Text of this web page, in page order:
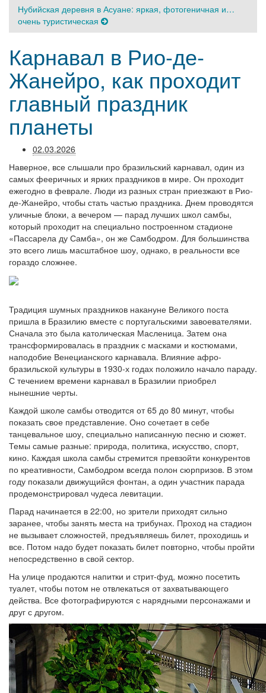
Нубийская деревня в Асуане: яркая, фотогеничная и…
очень туристическая
Карнавал в Рио-де-
Жанейро, как проходит
главный праздник
планеты
02.03.2026
Наверное, все слышали про бразильский карнавал, один из
самых фееричных и ярких праздников в мире. Он проходит
ежегодно в феврале. Люди из разных стран приезжают в Рио-
де-Жанейро, чтобы стать частью праздника. Днем проводятся
уличные блоки, а вечером — парад лучших школ самбы,
который проходит на специально построенном стадионе
«Пассарела ду Самба», он же Самбодром. Для большинства
это всего лишь масштабное шоу, однако, в реальности все
гораздо сложнее.
Традиция шумных праздников накануне Великого поста
пришла в Бразилию вместе с португальскими завоевателями.
Сначала это была католическая Масленица. Затем она
трансформировалась в праздник с масками и костюмами,
наподобие Венецианского карнавала. Влияние афро-
бразильской культуры в 1930-х годах положило начало параду.
С течением времени карнавал в Бразилии приобрел
нынешние черты.
Каждой школе самбы отводится от 65 до 80 минут, чтобы
показать свое представление. Оно сочетает в себе
танцевальное шоу, специально написанную песню и сюжет.
Темы самые разные: природа, политика, искусство, спорт,
кино. Каждая школа самбы стремится превзойти конкурентов
по креативности, Самбодром всегда полон сюрпризов. В этом
году показали движущийся фонтан, а один участник парада
продемонстрировал чудеса левитации.
Парад начинается в 22:00, но зрители приходят сильно
заранее, чтобы занять места на трибунах. Проход на стадион
не вызывает сложностей, предъявляешь билет, проходишь и
все. Потом надо будет показать билет повторно, чтобы пройти
непосредственно в свой сектор.
На улице продаются напитки и стрит-фуд, можно посетить
туалет, чтобы потом не отвлекаться от захватывающего
действа. Все фотографируются с нарядными персонажами и
друг с другом.